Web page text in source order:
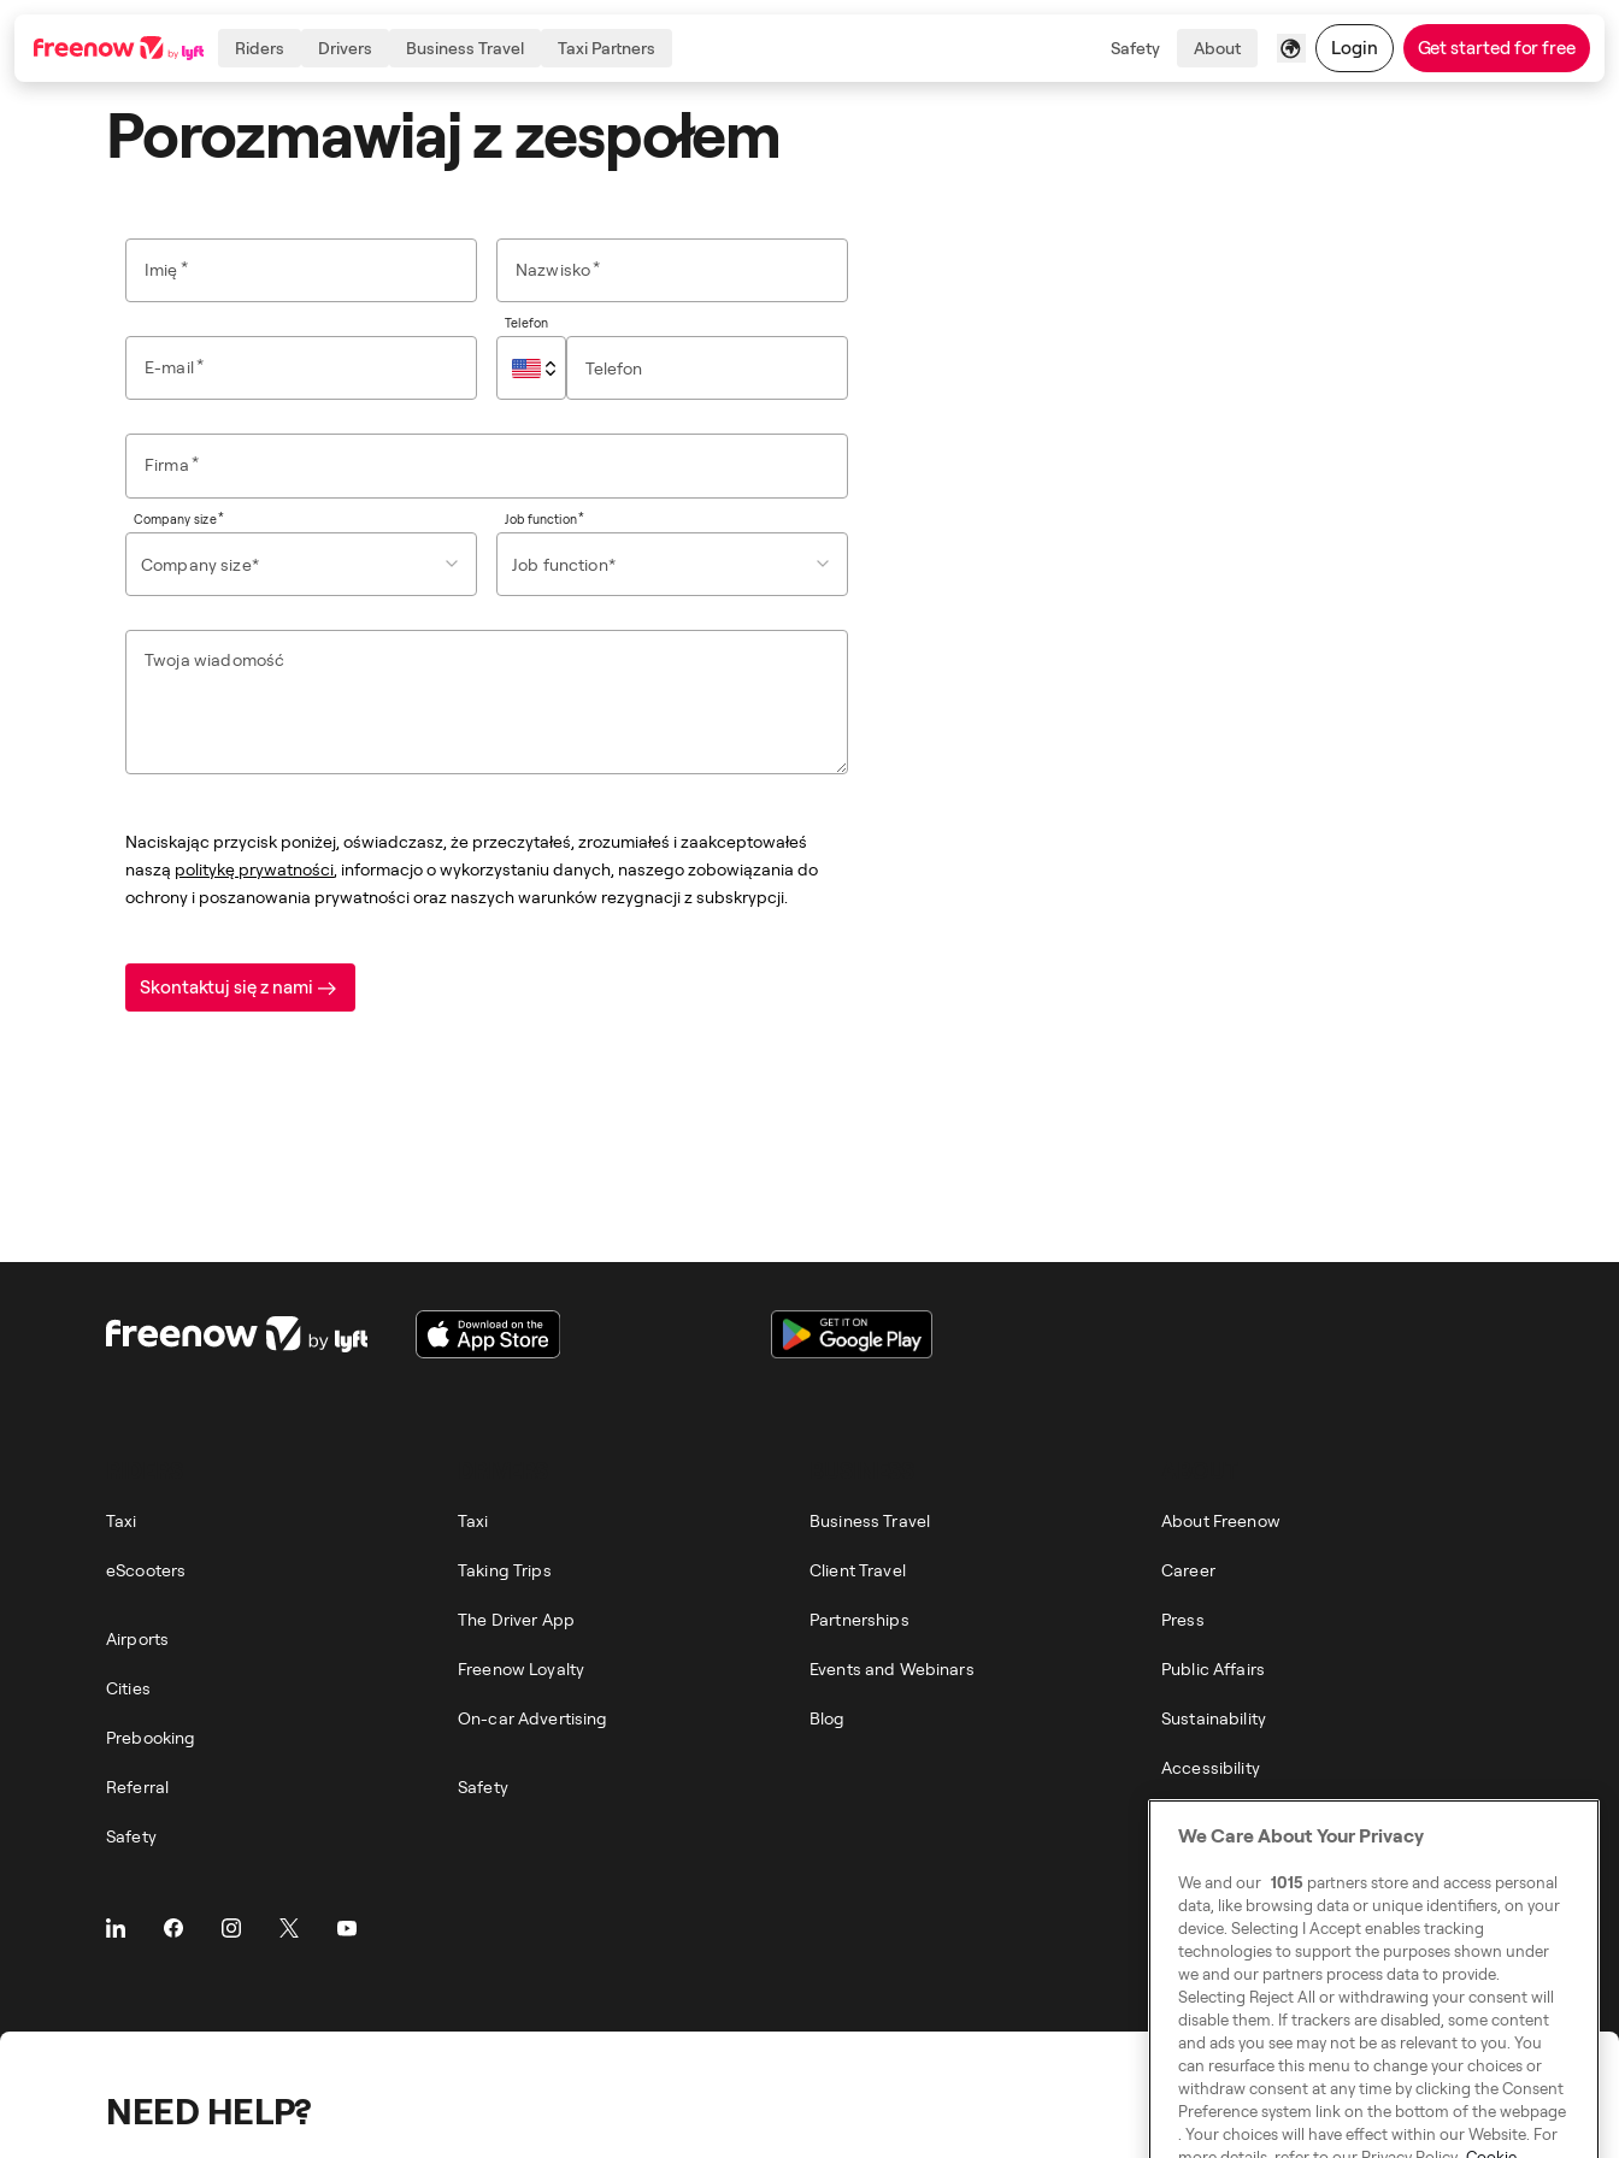
Riders Drivers Business Travel Taxi Partners Safety About Login Get started for free
Porozmawiaj z zespołem
Imię* Nazwisko*
E-mail*
Telefon
Firma*
Company size*
Company size*
Job function*
Job function*
Twoja wiadomość
Naciskając przycisk poniżej, oświadczasz, że przeczytałeś, zrozumiałeś i zaakceptowałeś
naszą politykę prywatności , informacjo o wykorzystaniu danych, naszego zobowiązania do
ochrony i poszanowania prywatności oraz naszych warunków rezygnacji z subskrypcji.
Skontaktuj się z nami
Taxi
eScooters
Airports
Cities
Prebooking
Referral
Safety
Taxi
Taking Trips
The Driver App
Freenow Loyalty
On-car Advertising
Safety
Business Travel
Client Travel
Partnerships
Events and Webinars
Blog
About Freenow
Career
Press
Public Affairs
Sustainability
Accessibility
NEED HELP?
We Care About Your Privacy
We and our 1015 partners store and access personal
data, like browsing data or unique identifiers, on your
device. Selecting I Accept enables tracking
technologies to support the purposes shown under
we and our partners process data to provide.
Selecting Reject All or withdrawing your consent will
disable them. If trackers are disabled, some content
and ads you see may not be as relevant to you. You
can resurface this menu to change your choices or
withdraw consent at any time by clicking the Consent
Preference system link on the bottom of the webpage
. Your choices will have effect within our Website. For